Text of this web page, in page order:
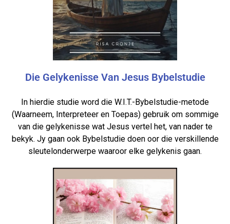
Die Gelykenisse Van Jesus Bybelstudie
In hierdie studie word die W.I.T.-Bybelstudie-metode
(Waarneem, Interpreteer en Toepas) gebruik om sommige
van die gelykenisse wat Jesus vertel het, van nader te
bekyk. Jy gaan ook Bybelstudie doen oor die verskillende
sleutelonderwerpe waaroor elke gelykenis gaan.